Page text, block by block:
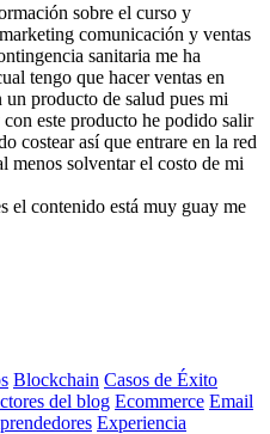
sobre el curso y
comunicación y ventas
sanitaria me ha
tengo que hacer ventas en
un producto de salud pues mi
este producto he podido salir
costear así que entrare en la red
menos solventar el costo de mi
el contenido está muy guay me
Blockchain Casos de Éxito
del blog Ecommerce Email
Experiencia